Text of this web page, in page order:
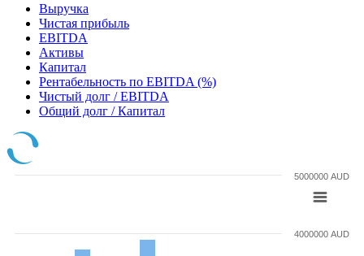
Выручка
Чистая прибыль
EBITDA
Активы
Капитал
Рентабельность по EBITDA (%)
Чистый долг / EBITDA
Общий долг / Капитал
4000000 AUD
5000000 AUD